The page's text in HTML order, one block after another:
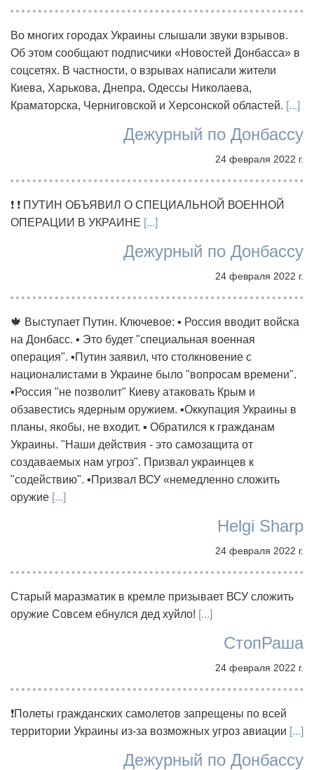
Во многих городах Украины слышали звуки взрывов.
Об этом сообщают подписчики «Новостей Донбасса» в
соцсетях. В частности, о взрывах написали жители
Киева, Харькова, Днепра, Одессы Николаева,
Краматорска, Черниговской и Херсонской областей. [...]
Дежурный по Донбассу
24 февраля 2022 г.
❗ ❗ ПУТИН ОБЪЯВИЛ О СПЕЦИАЛЬНОЙ ВОЕННОЙ
ОПЕРАЦИИ В УКРАИНЕ [...]
Дежурный по Донбассу
24 февраля 2022 г.
🍁 Выступает Путин. Ключевое: ▪️ Россия вводит войска
на Донбасс. ▪️ Это будет "специальная военная
операция". ▪️Путин заявил, что столкновение с
националистами в Украине было "вопросам времени".
▪️Россия "не позволит" Киеву атаковать Крым и
обзавестись ядерным оружием. ▪️Оккупация Украины в
планы, якобы, не входит. ▪️ Обратился к гражданам
Украины. "Наши действия - это самозащита от
создаваемых нам угроз". Призвал украинцев к
"содействию". ▪️Призвал ВСУ «немедленно сложить
оружие [...]
Helgi Sharp
24 февраля 2022 г.
Старый маразматик в кремле призывает ВСУ сложить
оружие Совсем ебнулся дед хуйло! [...]
СтопРаша
24 февраля 2022 г.
❗Полеты гражданских самолетов запрещены по всей
территории Украины из-за возможных угроз авиации [...]
Дежурный по Донбассу